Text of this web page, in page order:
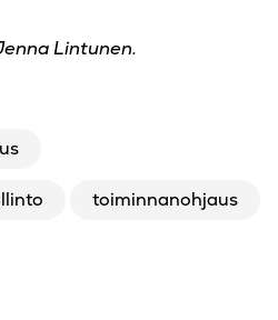
Lintunen.
toiminnanohjaus